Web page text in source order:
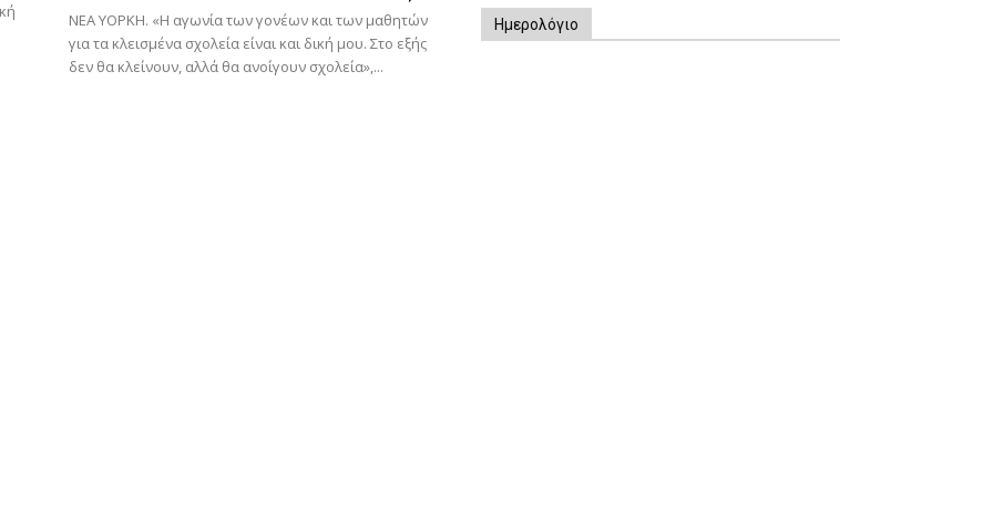
ΝΕΑ ΥΟΡΚΗ. «Η αγωνία των γονέων και των μαθητών
για τα κλεισμένα σχολεία είναι και δική μου. Στο εξής
δεν θα κλείνουν, αλλά θα ανοίγουν σχολεία»,...
Ημερολόγιο